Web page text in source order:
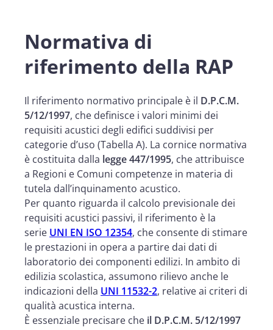
Normativa di
riferimento della RAP
Il riferimento normativo principale è il D.P.C.M.
5/12/1997, che definisce i valori minimi dei
requisiti acustici degli edifici suddivisi per
categorie d’uso (Tabella A). La cornice normativa
è costituita dalla legge 447/1995, che attribuisce
a Regioni e Comuni competenze in materia di
tutela dall’inquinamento acustico.
Per quanto riguarda il calcolo previsionale dei
requisiti acustici passivi, il riferimento è la
serie UNI EN ISO 12354, che consente di stimare
le prestazioni in opera a partire dai dati di
laboratorio dei componenti edilizi. In ambito di
edilizia scolastica, assumono rilievo anche le
indicazioni della UNI 11532-2, relative ai criteri di
qualità acustica interna.
È essenziale precisare che il D.P.C.M. 5/12/1997